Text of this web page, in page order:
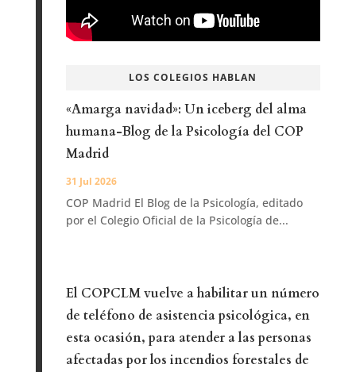
LOS COLEGIOS HABLAN
«Amarga navidad»: Un iceberg del alma
humana-Blog de la Psicología del COP
Madrid
31 Jul 2026
COP Madrid El Blog de la Psicología, editado
por el Colegio Oficial de la Psicología de...
El COPCLM vuelve a habilitar un número
de teléfono de asistencia psicológica, en
esta ocasión, para atender a las personas
afectadas por los incendios forestales de